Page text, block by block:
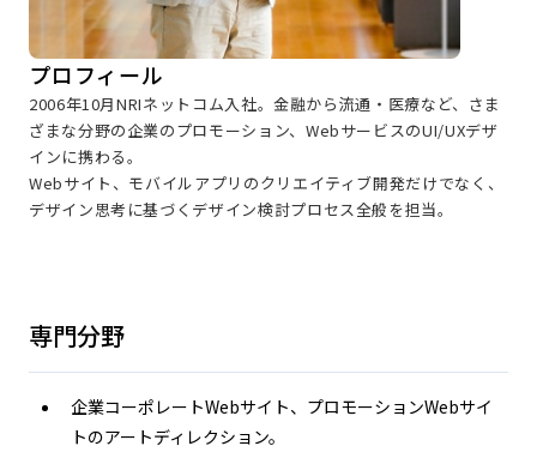
プロフィール
2006年10月NRIネットコム入社。金融から流通・医療など、さま
ざまな分野の企業のプロモーション、WebサービスのUI/UXデザ
インに携わる。
Webサイト、モバイルアプリのクリエイティブ開発だけでなく、
デザイン思考に基づくデザイン検討プロセス全般を担当。
専門分野
企業コーポレートWebサイト、プロモーションWebサイ
トのアートディレクション。